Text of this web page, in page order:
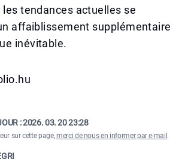
les tendances actuelles se
affaiblissement supplémentaire
inévitable.
:2026. 03. 20 23:28
sur cette page,merci de nous en informer par e-mail .